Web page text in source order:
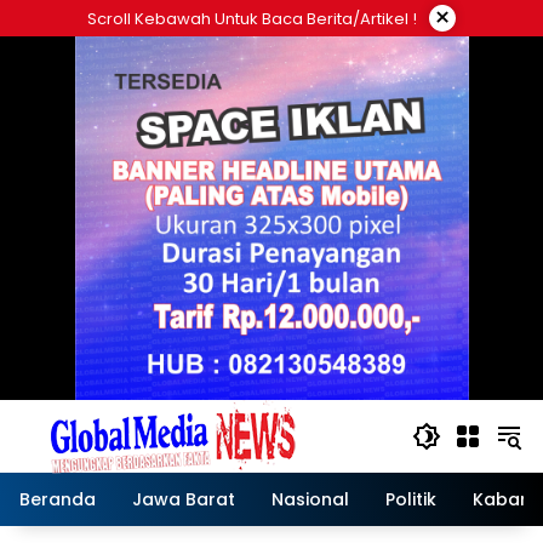
ke
Scroll Kebawah Untuk Baca Berita/artikel ! ×
Beranda Jawa Barat Nasional Politik Kabar